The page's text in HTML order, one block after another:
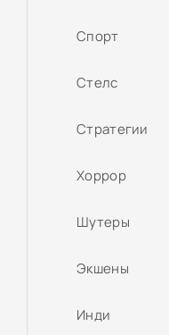
Спорт
Стелс
Стратегии
Хоррор
Шутеры
Экшены
Инди